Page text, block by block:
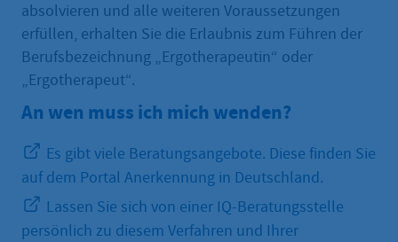
absolvieren und alle weiteren Voraussetzungen
erfüllen, erhalten Sie die Erlaubnis zum Führen der
Berufsbezeichnung „Ergotherapeutin“ oder
„Ergotherapeut“.
An wen muss ich mich wenden?
Es gibt viele Beratungsangebote. Diese finden Sie
auf dem Portal Anerkennung in Deutschland.
Lassen Sie sich von einer IQ-Beratungsstelle
persönlich zu diesem Verfahren und Ihrer